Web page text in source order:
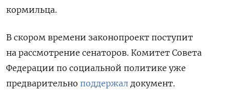
кормильца.
В скором времени законопроект поступит
на рассмотрение сенаторов. Комитет Совета
Федерации по социальной политике уже
предварительно поддержал документ.